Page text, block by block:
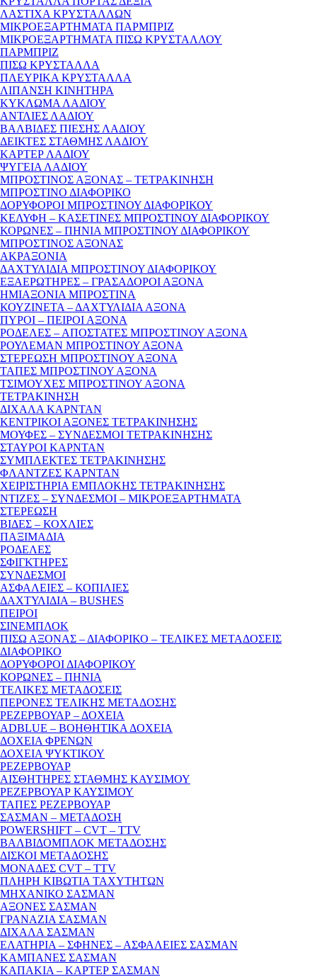
ΛΑΣΤΙΧΑ ΚΡΥΣΤΑΛΛΩΝ
ΜΙΚΡΟΕΞΑΡΤΗΜΑΤΑ ΠΑΡΜΠΡΙΖ
ΜΙΚΡΟΕΞΑΡΤΗΜΑΤΑ ΠΙΣΩ ΚΡΥΣΤΑΛΛΟΥ
ΠΑΡΜΠΡΙΖ
ΠΙΣΩ ΚΡΥΣΤΑΛΛΑ
ΠΛΕΥΡΙΚΑ ΚΡΥΣΤΑΛΛΑ
ΛΙΠΑΝΣΗ ΚΙΝΗΤΗΡΑ
ΚΥΚΛΩΜΑ ΛΑΔΙΟΥ
ΑΝΤΛΙΕΣ ΛΑΔΙΟΥ
ΒΑΛΒΙΔΕΣ ΠΙΕΣΗΣ ΛΑΔΙΟΥ
ΔΕΙΚΤΕΣ ΣΤΑΘΜΗΣ ΛΑΔΙΟΥ
ΚΑΡΤΕΡ ΛΑΔΙΟΥ
ΨΥΓΕΙΑ ΛΑΔΙΟΥ
ΜΠΡΟΣΤΙΝΟΣ ΑΞΟΝΑΣ – ΤΕΤΡΑΚΙΝΗΣΗ
ΜΠΡΟΣΤΙΝΟ ΔΙΑΦΟΡΙΚΟ
ΔΟΡΥΦΟΡΟΙ ΜΠΡΟΣΤΙΝΟΥ ΔΙΑΦΟΡΙΚΟΥ
ΚΕΛΥΦΗ – ΚΑΣΕΤΙΝΕΣ ΜΠΡΟΣΤΙΝΟΥ ΔΙΑΦΟΡΙΚΟΥ
ΚΟΡΩΝΕΣ – ΠΗΝΙΑ ΜΠΡΟΣΤΙΝΟΥ ΔΙΑΦΟΡΙΚΟΥ
ΜΠΡΟΣΤΙΝΟΣ ΑΞΟΝΑΣ
ΑΚΡΑΞΟΝΙΑ
ΔΑΧΤΥΛΙΔΙΑ ΜΠΡΟΣΤΙΝΟΥ ΔΙΑΦΟΡΙΚΟΥ
ΕΞΑΕΡΩΤΗΡΕΣ – ΓΡΑΣΑΔΟΡΟΙ ΑΞΟΝΑ
ΗΜΙΑΞΟΝΙΑ ΜΠΡΟΣΤΙΝΑ
ΚΟΥΖΙΝΕΤΑ – ΔΑΧΤΥΛΙΔΙΑ ΑΞΟΝΑ
ΠΥΡΟΙ – ΠΕΙΡΟΙ ΑΞΟΝΑ
ΡΟΔΕΛΕΣ – ΑΠΟΣΤΑΤΕΣ ΜΠΡΟΣΤΙΝΟΥ ΑΞΟΝΑ
ΡΟΥΛΕΜΑΝ ΜΠΡΟΣΤΙΝΟΥ ΑΞΟΝΑ
ΣΤΕΡΕΩΣΗ ΜΠΡΟΣΤΙΝΟΥ ΑΞΟΝΑ
ΤΑΠΕΣ ΜΠΡΟΣΤΙΝΟΥ ΑΞΟΝΑ
ΤΣΙΜΟΥΧΕΣ ΜΠΡΟΣΤΙΝΟΥ ΑΞΟΝΑ
ΤΕΤΡΑΚΙΝΗΣΗ
ΔΙΧΑΛΑ ΚΑΡΝΤΑΝ
ΚΕΝΤΡΙΚΟΙ ΑΞΟΝΕΣ ΤΕΤΡΑΚΙΝΗΣΗΣ
ΜΟΥΦΕΣ – ΣΥΝΔΕΣΜΟΙ ΤΕΤΡΑΚΙΝΗΣΗΣ
ΣΤΑΥΡΟΙ ΚΑΡΝΤΑΝ
ΣΥΜΠΛΕΚΤΕΣ ΤΕΤΡΑΚΙΝΗΣΗΣ
ΦΛΑΝΤΖΕΣ ΚΑΡΝΤΑΝ
ΧΕΙΡΙΣΤΗΡΙΑ ΕΜΠΛΟΚΗΣ ΤΕΤΡΑΚΙΝΗΣΗΣ
ΝΤΙΖΕΣ – ΣΥΝΔΕΣΜΟΙ – ΜΙΚΡΟΕΞΑΡΤΗΜΑΤΑ
ΣΤΕΡΕΩΣΗ
ΒΙΔΕΣ – ΚΟΧΛΙΕΣ
ΠΑΞΙΜΑΔΙΑ
ΡΟΔΕΛΕΣ
ΣΦΙΓΚΤΗΡΕΣ
ΣΥΝΔΕΣΜΟΙ
ΑΣΦΑΛΕΙΕΣ – ΚΟΠΙΛΙΕΣ
ΔΑΧΤΥΛΙΔΙΑ – BUSHES
ΠΕΙΡΟΙ
ΣΙΝΕΜΠΛΟΚ
ΠΙΣΩ ΑΞΟΝΑΣ – ΔΙΑΦΟΡΙΚΟ – ΤΕΛΙΚΕΣ ΜΕΤΑΔΟΣΕΙΣ
ΔΙΑΦΟΡΙΚΟ
ΔΟΡΥΦΟΡΟΙ ΔΙΑΦΟΡΙΚΟΥ
ΚΟΡΩΝΕΣ – ΠΗΝΙΑ
ΤΕΛΙΚΕΣ ΜΕΤΑΔΟΣΕΙΣ
ΠΕΡΟΝΕΣ ΤΕΛΙΚΗΣ ΜΕΤΑΔΟΣΗΣ
ΡΕΖΕΡΒΟΥΑΡ – ΔΟΧΕΙΑ
ADBLUE – ΒΟΗΘΗΤΙΚΑ ΔΟΧΕΙΑ
ΔΟΧΕΙΑ ΦΡΕΝΩΝ
ΔΟΧΕΙΑ ΨΥΚΤΙΚΟΥ
ΡΕΖΕΡΒΟΥΑΡ
ΑΙΣΘΗΤΗΡΕΣ ΣΤΑΘΜΗΣ ΚΑΥΣΙΜΟΥ
ΡΕΖΕΡΒΟΥΑΡ ΚΑΥΣΙΜΟΥ
ΤΑΠΕΣ ΡΕΖΕΡΒΟΥΑΡ
ΣΑΣΜΑΝ – ΜΕΤΑΔΟΣΗ
POWERSHIFT – CVT – TTV
ΒΑΛΒΙΔΟΜΠΛΟΚ ΜΕΤΑΔΟΣΗΣ
ΔΙΣΚΟΙ ΜΕΤΑΔΟΣΗΣ
ΜΟΝΑΔΕΣ CVT – TTV
ΠΛΗΡΗ ΚΙΒΩΤΙΑ ΤΑΧΥΤΗΤΩΝ
ΜΗΧΑΝΙΚΟ ΣΑΣΜΑΝ
ΑΞΟΝΕΣ ΣΑΣΜΑΝ
ΓΡΑΝΑΖΙΑ ΣΑΣΜΑΝ
ΔΙΧΑΛΑ ΣΑΣΜΑΝ
ΕΛΑΤΗΡΙΑ – ΣΦΗΝΕΣ – ΑΣΦΑΛΕΙΕΣ ΣΑΣΜΑΝ
ΚΑΜΠΑΝΕΣ ΣΑΣΜΑΝ
ΚΑΠΑΚΙΑ – ΚΑΡΤΕΡ ΣΑΣΜΑΝ